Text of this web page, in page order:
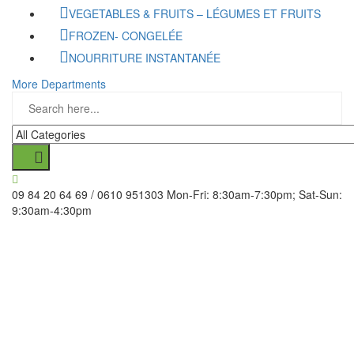
VEGETABLES & FRUITS – LÉGUMES ET FRUITS
FROZEN- CONGELÉE
NOURRITURE INSTANTANÉE
More Departments
09 84 20 64 69 / 0610 951303 Mon-Fri: 8:30am-7:30pm; Sat-Sun:
9:30am-4:30pm